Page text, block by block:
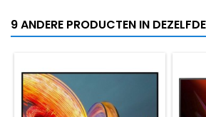
9 ANDERE PRODUCTEN IN